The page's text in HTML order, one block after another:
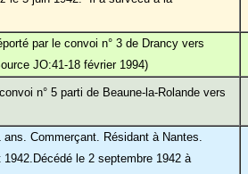
par le convoi n° 3 de Drancy vers
JO:41-18 février 1994)
n° 5 parti de Beaune-la-Rolande vers
Commerçant. Résidant à Nantes.
le 2 septembre 1942 à